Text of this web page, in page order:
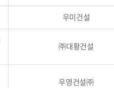
우미건설
㈜대황건설
우영건설㈜